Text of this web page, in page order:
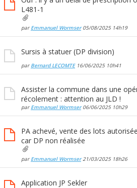
L481-1
par Emmanuel Wormser05/08/2025 14h19
Sursis à statuer (DP division)
par Bernard LECOMTE16/06/2025 10h41
Assister la commune dans une
récolement : attention au JLD !
par Emmanuel Wormser06/06/2025 10h29
PA achevé, vente des lots
car DP non réalisée
par Emmanuel Wormser21/03/2025 18h26
Application JP Sekler